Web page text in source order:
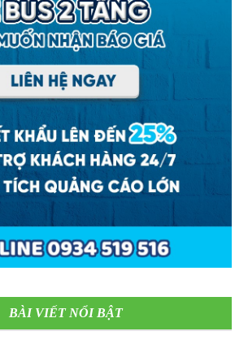
BÀI VIẾT NỔI BẬT